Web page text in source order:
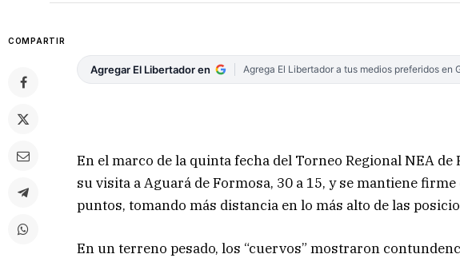
COMPARTIR
Agregar El Libertador en Agrega El Libertador a tus medios preferidos en
En el marco de la quinta fecha del Torneo Regional NEA
su visita a Aguará de Formosa, 30 a 15, y se mantiene
puntos, tomando más distancia en lo más alto de las
En un terreno pesado, los “cuervos” mostraron